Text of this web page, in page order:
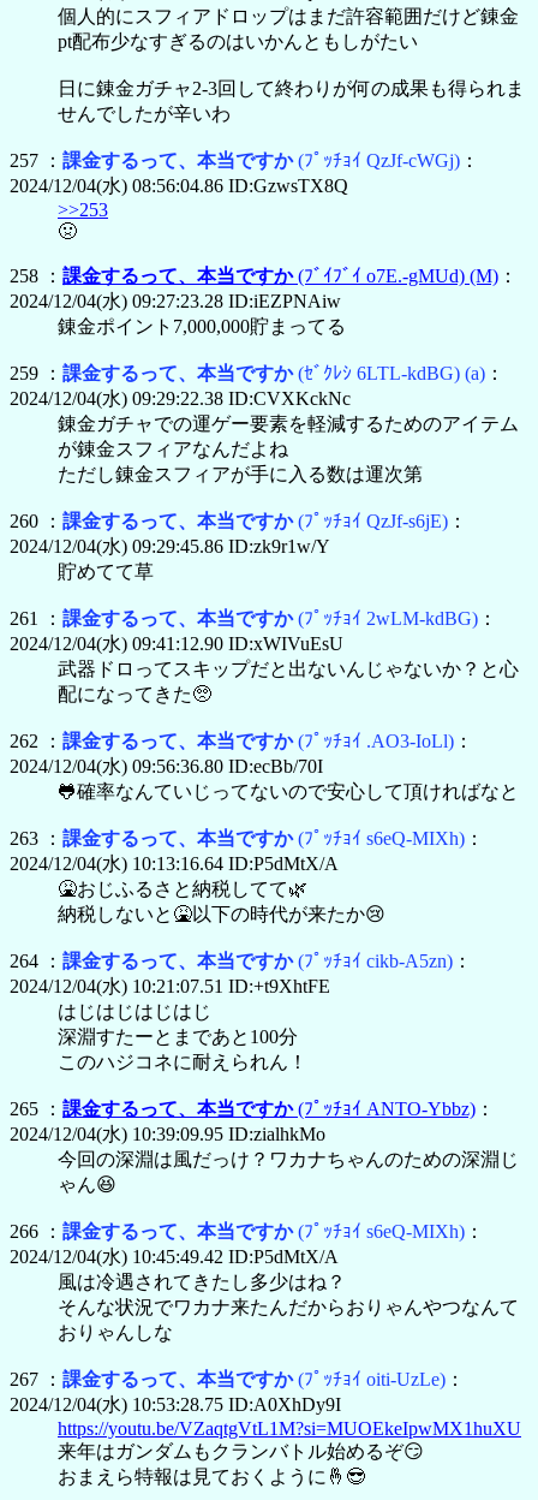
個人的にスフィアドロップはまだ許容範囲だけど錬金
pt配布少なすぎるのはいかんともしがたい
日に錬金ガチャ2-3回して終わりが何の成果も得られま
せんでしたが辛いわ
257 ： 課金するって、本当ですか(ﾌﾟｯﾁｮｲ QzJf-cWGj) ：
2024/12/04(水) 08:56:04.86 ID:GzwsTX8Q
>>253
🤢
258 ： 課金するって、本当ですか(ﾌﾞｲﾌﾞｲ o7E.-gMUd) (M) ：
2024/12/04(水) 09:27:23.28 ID:iEZPNAiw
錬金ポイント7,000,000貯まってる
259 ： 課金するって、本当ですか(ｾﾞｸﾚｼ 6LTL-kdBG) (a) ：
2024/12/04(水) 09:29:22.38 ID:CVXKckNc
錬金ガチャでの運ゲー要素を軽減するためのアイテム
が錬金スフィアなんだよね
ただし錬金スフィアが手に入る数は運次第
260 ： 課金するって、本当ですか(ﾌﾟｯﾁｮｲ QzJf-s6jE) ：
2024/12/04(水) 09:29:45.86 ID:zk9r1w/Y
貯めてて草
261 ： 課金するって、本当ですか(ﾌﾟｯﾁｮｲ 2wLM-kdBG) ：
2024/12/04(水) 09:41:12.90 ID:xWIVuEsU
武器ドロってスキップだと出ないんじゃないか？と心
配になってきた🥺
262 ： 課金するって、本当ですか(ﾌﾟｯﾁｮｲ .AO3-IoLl) ：
2024/12/04(水) 09:56:36.80 ID:ecBb/70I
🐸確率なんていじってないので安心して頂ければなと
263 ： 課金するって、本当ですか(ﾌﾟｯﾁｮｲ s6eQ-MIXh) ：
2024/12/04(水) 10:13:16.64 ID:P5dMtX/A
🤮おじふるさと納税してて🌿
納税しないと🤮以下の時代が来たか😢
264 ： 課金するって、本当ですか(ﾌﾟｯﾁｮｲ cikb-A5zn) ：
2024/12/04(水) 10:21:07.51 ID:+t9XhtFE
はじはじはじはじ
深淵すたーとまであと100分
このハジコネに耐えられん！
265 ： 課金するって、本当ですか(ﾌﾟｯﾁｮｲ ANTO-Ybbz) ：
2024/12/04(水) 10:39:09.95 ID:zialhkMo
今回の深淵は風だっけ？ワカナちゃんのための深淵じ
ゃん😆
266 ： 課金するって、本当ですか(ﾌﾟｯﾁｮｲ s6eQ-MIXh) ：
2024/12/04(水) 10:45:49.42 ID:P5dMtX/A
風は冷遇されてきたし多少はね？
そんな状況でワカナ来たんだからおりゃんやつなんて
おりゃんしな
267 ： 課金するって、本当ですか(ﾌﾟｯﾁｮｲ oiti-UzLe) ：
2024/12/04(水) 10:53:28.75 ID:A0XhDy9I
https://youtu.be/VZaqtgVtL1M?si=MUOEkeIpwMX1huXU
来年はガンダムもクランバトル始めるぞ😏
おまえら特報は見ておくように🤞😎